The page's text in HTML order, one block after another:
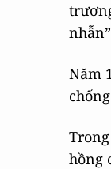
Năm
hồng